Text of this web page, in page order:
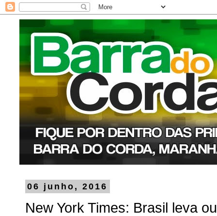
06 junho, 2016
New York Times: Brasil leva